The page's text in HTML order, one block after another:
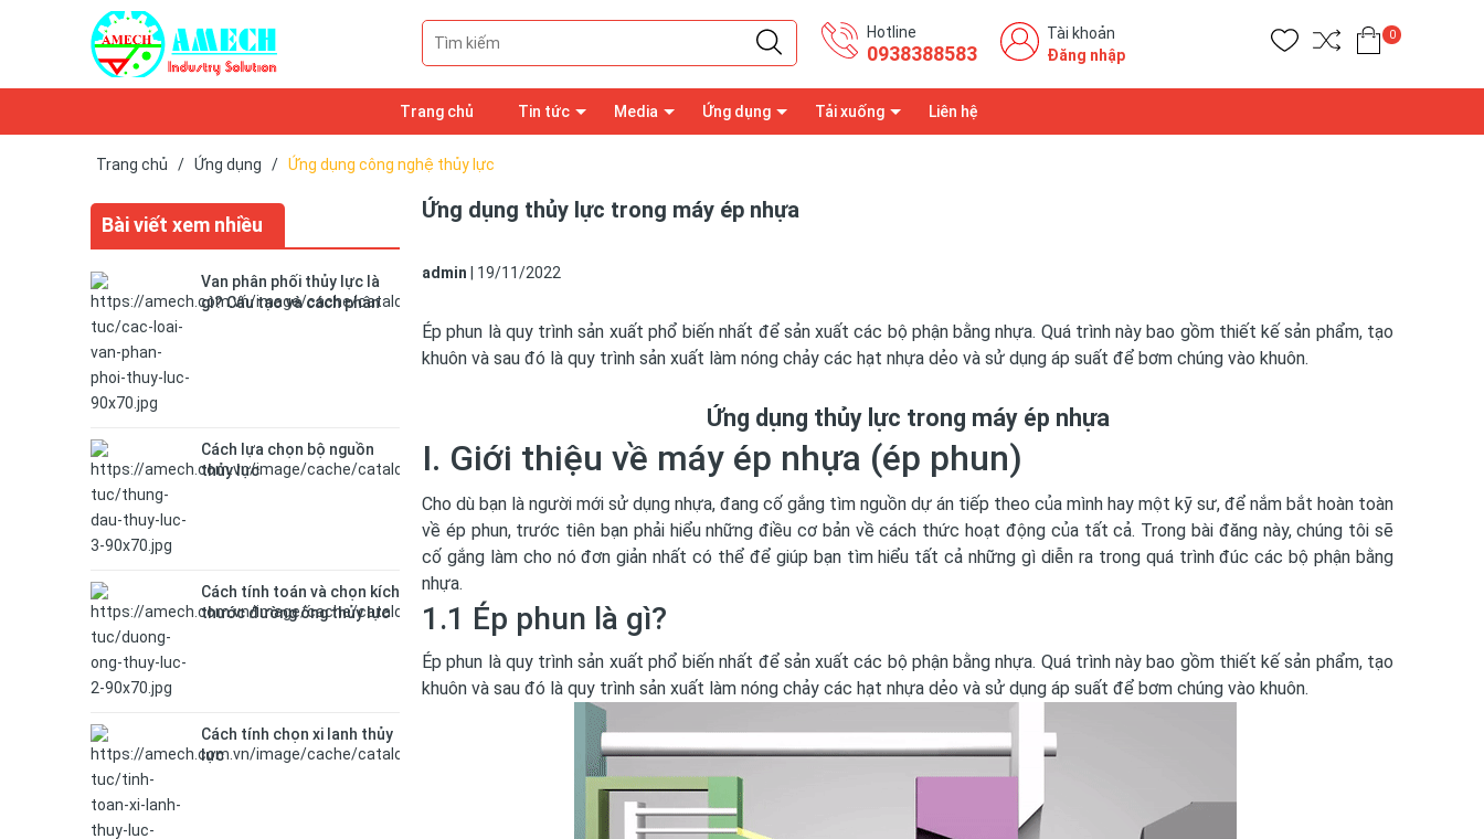
Hotline
0938388583
Tài khoản
Đăng nhập
0
Trang chủ Tin tức Media Ứng dụng Tải xuống Liên hệ
Trang chủ / Ứng dụng / Ứng dụng công nghệ thủy lực
Bài viết xem nhiều
Van phân phối thủy lực là
gì? Cấu tạo và cách phân
Cách lựa chọn bộ nguồn
thủy lực
Cách tính toán và chọn kích
thước đường ống thủy lực
Cách tính chọn xi lanh thủy
lực
Ứng dụng thủy lực trong máy ép nhựa
admin 19/11/2022
Ép phun là quy trình sản xuất phổ biến nhất để sản xuất các bộ phận bằng nhựa. Quá trình này bao gồm thiết kế sản phẩm, tạo
khuôn và sau đó là quy trình sản xuất làm nóng chảy các hạt nhựa dẻo và sử dụng áp suất để bơm chúng vào khuôn.
Ứng dụng thủy lực trong máy ép nhựa
I. Giới thiệu về máy ép nhựa (ép phun)
Cho dù bạn là người mới sử dụng nhựa, đang cố gắng tìm nguồn dự án tiếp theo của mình hay một kỹ sư, để nắm bắt hoàn toàn
về ép phun, trước tiên bạn phải hiểu những điều cơ bản về cách thức hoạt động của tất cả. Trong bài đăng này, chúng tôi sẽ
cố gắng làm cho nó đơn giản nhất có thể để giúp bạn tìm hiểu tất cả những gì diễn ra trong quá trình đúc các bộ phận bằng
nhựa.
1.1 Ép phun là gì?
Ép phun là quy trình sản xuất phổ biến nhất để sản xuất các bộ phận bằng nhựa. Quá trình này bao gồm thiết kế sản phẩm, tạo
khuôn và sau đó là quy trình sản xuất làm nóng chảy các hạt nhựa dẻo và sử dụng áp suất để bơm chúng vào khuôn.